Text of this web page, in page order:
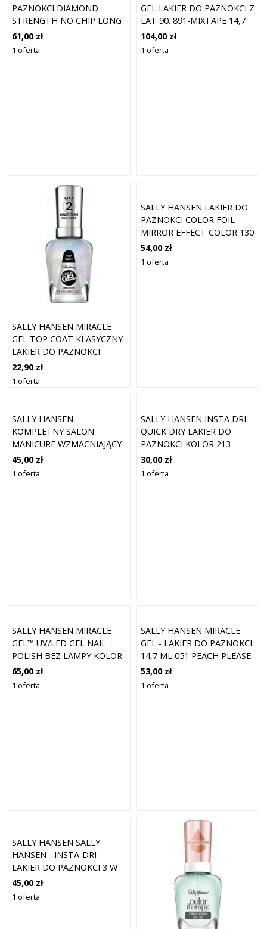
PAZNOKCI DIAMOND
STRENGTH NO CHIP LONG
LASTING COLOR
DIAMONDS 13,3 ML
61,00 zł
1 oferta
GEL LAKIER DO PAZNOKCI Z
LAT 90. 891-MIXTAPE 14,7
ML
104,00 zł
1 oferta
SALLY HANSEN MIRACLE
GEL TOP COAT KLASYCZNY
LAKIER DO PAZNOKCI
UNICORN 106
22,90 zł
1 oferta
SALLY HANSEN LAKIER DO
PAZNOKCI COLOR FOIL
MIRROR EFFECT COLOR 130
VIO-LIT 11,8 ML
54,00 zł
1 oferta
SALLY HANSEN
KOMPLETNY SALON
MANICURE WZMACNIAJĄCY
LAKIER DO PAZNOKCI
KOLOR 479 HAPPY DAZE
45,00 zł
1 oferta
SALLY HANSEN INSTA DRI
QUICK DRY LAKIER DO
PAZNOKCI KOLOR 213
MAUVE IT 9,17 ML
30,00 zł
1 oferta
SALLY HANSEN MIRACLE
GEL™ UV/LED GEL NAIL
POLISH BEZ LAMPY KOLOR
246 IN THE SHEER 14,7 ML
65,00 zł
1 oferta
SALLY HANSEN MIRACLE
GEL - LAKIER DO PAZNOKCI
14,7 ML 051 PEACH PLEASE
53,00 zł
1 oferta
SALLY HANSEN SALLY
HANSEN - INSTA-DRI
LAKIER DO PAZNOKCI 3 W
1, UCIECZKA THE ORDINARY
KOLEKCJA 508 SLOW M-
45,00 zł
1 oferta